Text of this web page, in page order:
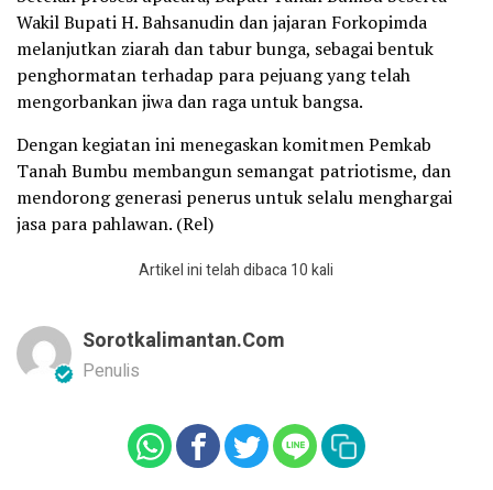
Wakil Bupati H. Bahsanudin dan jajaran Forkopimda
melanjutkan ziarah dan tabur bunga, sebagai bentuk
penghormatan terhadap para pejuang yang telah
mengorbankan jiwa dan raga untuk bangsa.
Dengan kegiatan ini menegaskan komitmen Pemkab
Tanah Bumbu membangun semangat patriotisme, dan
mendorong generasi penerus untuk selalu menghargai
jasa para pahlawan. (Rel)
Artikel ini telah dibaca 10 kali
Sorotkalimantan.com
Penulis